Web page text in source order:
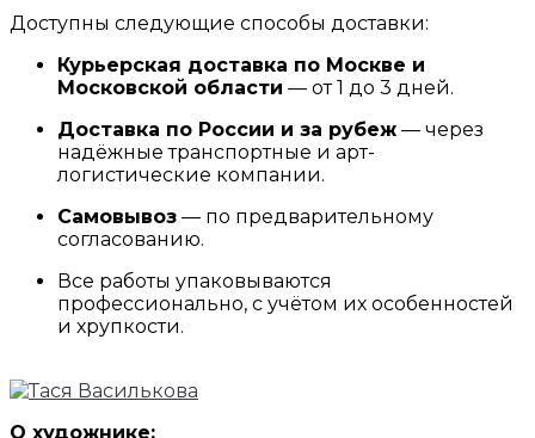
Доступны следующие способы доставки:
Курьерская доставка по Москве и
Московской области — от 1 до 3 дней.
Доставка по России и за рубеж — через
надёжные транспортные и арт-
логистические компании.
Самовывоз — по предварительному
согласованию.
Все работы упаковываются
профессионально, с учётом их особенностей
и хрупкости.
О художнике: